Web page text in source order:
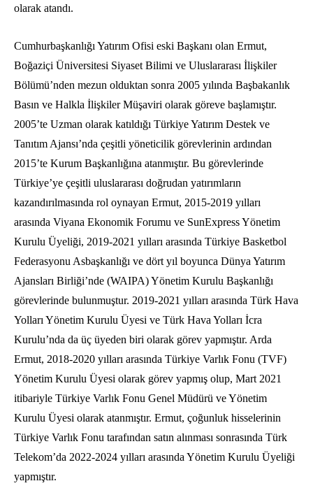
olarak atandı.
Cumhurbaşkanlığı Yatırım Ofisi eski Başkanı olan Ermut,
Boğaziçi Üniversitesi Siyaset Bilimi ve Uluslararası İlişkiler
Bölümü’nden mezun olduktan sonra 2005 yılında Başbakanlık
Basın ve Halkla İlişkiler Müşaviri olarak göreve başlamıştır.
2005’te Uzman olarak katıldığı Türkiye Yatırım Destek ve
Tanıtım Ajansı’nda çeşitli yöneticilik görevlerinin ardından
2015’te Kurum Başkanlığına atanmıştır. Bu görevlerinde
Türkiye’ye çeşitli uluslararası doğrudan yatırımların
kazandırılmasında rol oynayan Ermut, 2015-2019 yılları
arasında Viyana Ekonomik Forumu ve SunExpress Yönetim
Kurulu Üyeliği, 2019-2021 yılları arasında Türkiye Basketbol
Federasyonu Asbaşkanlığı ve dört yıl boyunca Dünya Yatırım
Ajansları Birliği’nde (WAIPA) Yönetim Kurulu Başkanlığı
görevlerinde bulunmuştur. 2019-2021 yılları arasında Türk Hava
Yolları Yönetim Kurulu Üyesi ve Türk Hava Yolları İcra
Kurulu’nda da üç üyeden biri olarak görev yapmıştır. Arda
Ermut, 2018-2020 yılları arasında Türkiye Varlık Fonu (TVF)
Yönetim Kurulu Üyesi olarak görev yapmış olup, Mart 2021
itibariyle Türkiye Varlık Fonu Genel Müdürü ve Yönetim
Kurulu Üyesi olarak atanmıştır. Ermut, çoğunluk hisselerinin
Türkiye Varlık Fonu tarafından satın alınması sonrasında Türk
Telekom’da 2022-2024 yılları arasında Yönetim Kurulu Üyeliği
yapmıştır.